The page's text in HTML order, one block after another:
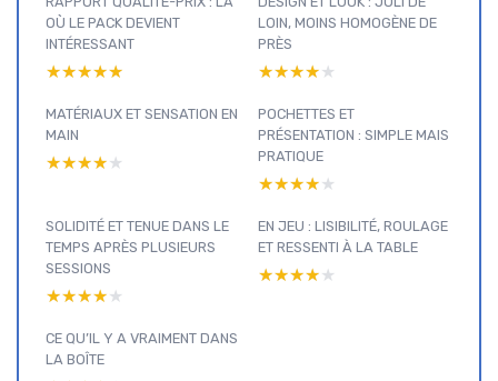
OÙ LE PACK DEVIENT
INTÉRESSANT
★★★★★
★★★★★
LOIN, MOINS HOMOGÈNE DE
PRÈS
★★★★★
★★★★★
MATÉRIAUX ET SENSATION EN
MAIN
★★★★★
★★★★★
POCHETTES ET
PRÉSENTATION : SIMPLE MAIS
PRATIQUE
★★★★★
★★★★★
SOLIDITÉ ET TENUE DANS LE
TEMPS APRÈS PLUSIEURS
SESSIONS
★★★★★
★★★★★
EN JEU : LISIBILITÉ, ROULAGE
ET RESSENTI À LA TABLE
★★★★★
★★★★★
CE QU’IL Y A VRAIMENT DANS
LA BOÎTE